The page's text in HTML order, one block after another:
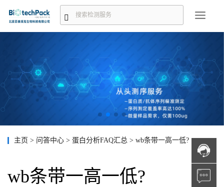
主页 > 问答中心 > 蛋白分析FAQ汇总 > wb条带一高一低?
wb条带一高一低?